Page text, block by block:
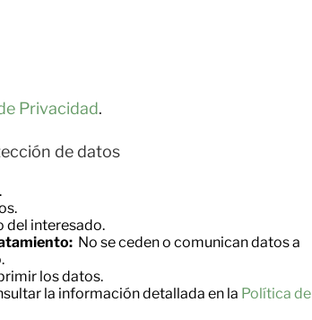
Privacidad.
de datos
del interesado.
No se ceden o comunican datos a
los datos.
la información detallada en la Política de